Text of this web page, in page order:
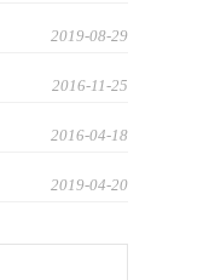
2019-08-29
2016-11-25
2016-04-18
2019-04-20